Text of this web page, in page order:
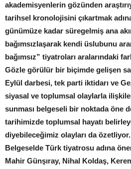
akademisyenlerin gözünden
tarihsel kronolojisini çıkartmak
günümüze kadar süregelmiş ana
bağımsızlaşarak kendi üslubunu
bağımsız” tiyatroları aralarındaki
Gözle görülür bir biçimde gelişen
Eylül darbesi, tek parti iktidarı ve
siyasal ve toplumsal olaylarla
sunması belgeseli bir noktada öne
tarihimizde toplumsal hayatı
diyebileceğimiz olayları da özetliyor.
Belgeselde Türk tiyatrosu adına
Mahir Günşıray, Nihal Koldaş,